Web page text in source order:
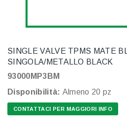
SINGLE VALVE TPMS MATE
SINGOLA/METALLO BLACK
93000MP3BM
Disponibilità: Almeno 20 pz
CONTATTACI PER MAGGIORI INFO